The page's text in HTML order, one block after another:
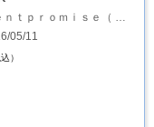
ｎｔｐｒｏｍｉｓｅ（ …
05/11
）